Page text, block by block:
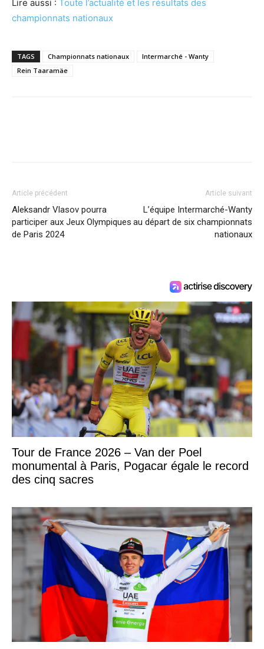
Lire aussi : Toute l’actualité et les résultats des
championnats nationaux
TAGS Championnats nationaux
Intermarché - Wanty
Rein Taaramäe
Article précédent
Aleksandr Vlasov pourra
participer aux Jeux Olympiques
de Paris 2024
Article suivant
L’équipe Intermarché-Wanty
au départ de six championnats
nationaux
Tour de France 2026 – Van der Poel
monumental à Paris, Pogacar égale le record
des cinq sacres